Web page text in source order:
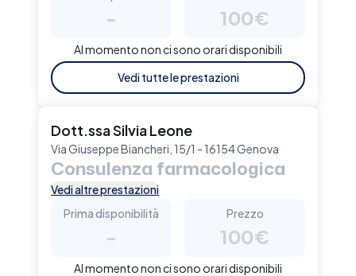
- 100€
Al momento non ci sono orari disponibili
Vedi tutte le prestazioni
Dott.ssa Silvia Leone
Via Giuseppe Biancheri, 15/1 - 16154 Genova
Consulenza farmacologica
Vedi altre prestazioni
Prima disponibilità
-
Prezzo
100€
Al momento non ci sono orari disponibili